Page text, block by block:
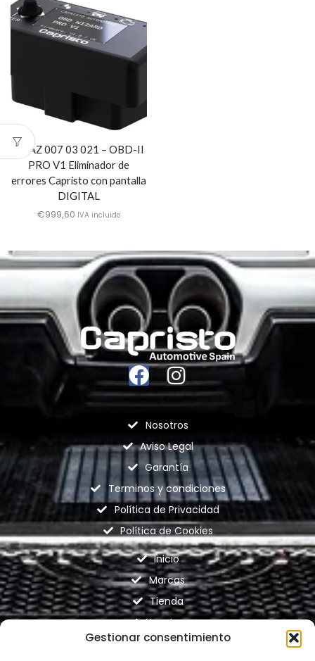
Gestionar consentimiento
04 AZ 007 03 021 – OBD-II
PRO V1 Eliminador de
errores Capristo con pantalla
DIGITAL
€999,60 IVA incluido
Nosotros
Aviso Legal
Garantía
Terminos y condiciones
Política de Privacidad
Política de Cookies
Inicio
Marcas
Tienda
Nosotros
Contacto